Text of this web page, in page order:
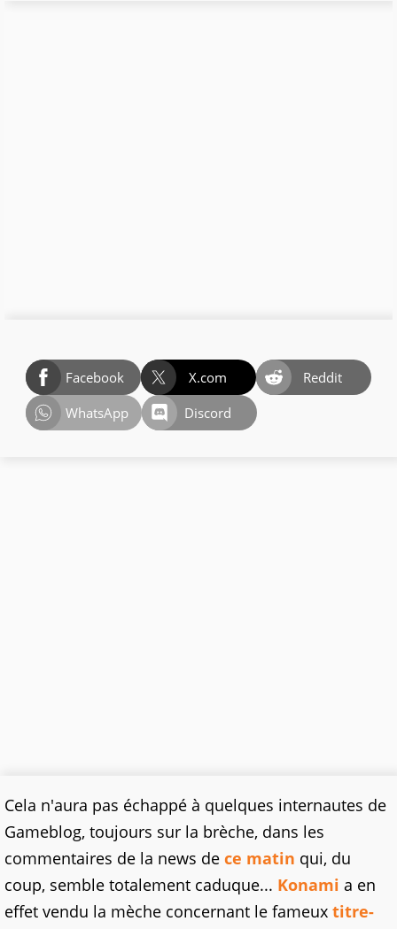
Facebook X.com
Reddit
WhatsApp
Discord
Cela n'aura pas échappé à quelques internautes de
Gameblog, toujours sur la brèche, dans les
commentaires de la news de ce matin qui, du
coup, semble totalement caduque... Konami a en
effet vendu la mèche concernant le fameux titre-